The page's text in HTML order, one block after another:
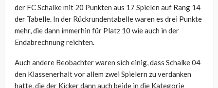
der FC Schalke mit 20 Punkten aus 17 Spielen auf Rang 14
der Tabelle. In der Rückrundentabelle waren es drei Punkte
mehr, die dann immerhin für Platz 10 wie auch in der
Endabrechnung reichten.
Auch andere Beobachter waren sich einig, dass Schalke 04
den Klassenerhalt vor allem zwei Spielern zu verdanken
hatte, die der Kicker dann auch beide in die Kategorie